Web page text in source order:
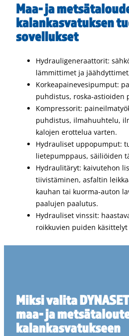
Maa- ja
kalankasvatuksen
sovellukset
Hydrauligeneraattorit:
lämmittimet ja
Korkeapainevesipumput:
puhdistus, roska-astioiden
Kompressorit:
puhdistus, ilmahuuhtelu,
kalojen erottelua varten.
Hydrauliset uppopumput:
lietepumppaus, säiliöiden
Hydraulitäryt: kaivutehon
tiivistäminen, asfaltin
kauhan tai kuorma-auton
paalujen paalutus.
Hydrauliset vinssit:
roikkuvien puiden käsittelyt
Miksi valita
maa- ja
kalankasvatukseen